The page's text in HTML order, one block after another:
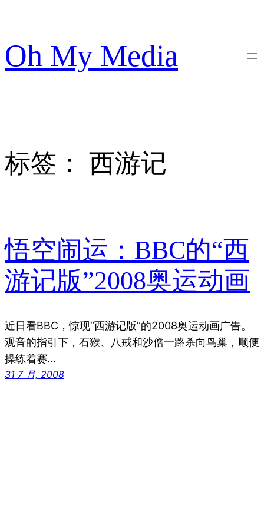
内
容
Oh My Media
标签： 西游记
悟空闹运：BBC的“西
游记版”2008奥运动画
近日看BBC，惊现“西游记版”的2008奥运动画广告。
观音的指引下，石猴、八戒和沙僧一路杀向鸟巢，顺便
操练着赛…
31 7 月, 2008